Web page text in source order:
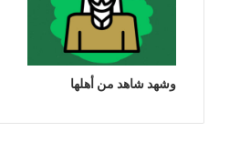
وشهد شاهد من أهلها